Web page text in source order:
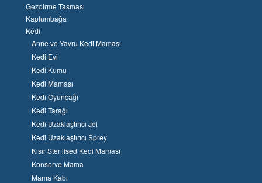
Gezdirme Tasması
Kaplumbağa
Kedi
Anne ve Yavru Kedi Maması
Kedi Evi
Kedi Kumu
Kedi Maması
Kedi Oyuncağı
Kedi Tarağı
Kedi Uzaklaştırıcı Jel
Kedi Uzaklaştırıcı Sprey
Kısır Sterilised Kedi Maması
Konserve Mama
Mama Kabı